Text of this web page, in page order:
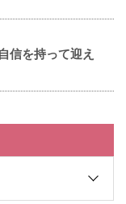
信を持って迎え